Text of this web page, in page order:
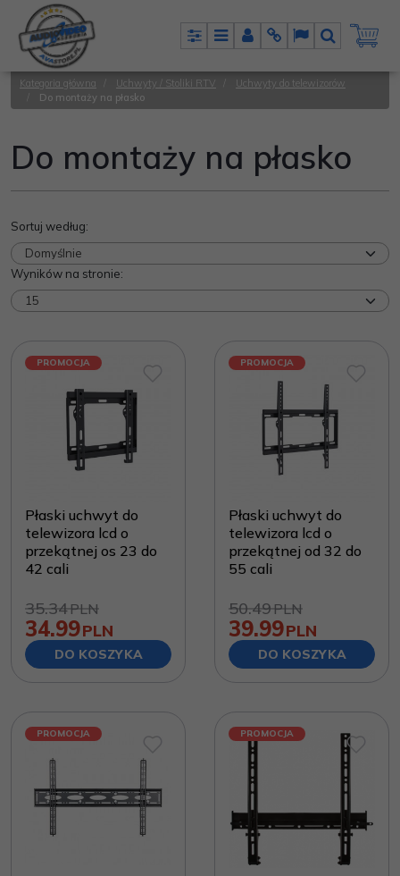
PanelMenuPanel
InfoLangSzukaj
Kategoria główna Uchwyty / Stoliki RTV
Uchwyty do telewizorów
Do montaży na płasko
Do montaży na płasko
Sortuj według:
Wyników na stronie:
PROMOCJA
Płaski uchwyt do
telewizora lcd o
przekątnej os 23 do
42 cali
35.34PLN
34.99PLN
DO KOSZYKA
PROMOCJA
Płaski uchwyt do
telewizora lcd o
przekątnej od 32 do
55 cali
50.49PLN
39.99PLN
DO KOSZYKA
PROMOCJA PROMOCJA